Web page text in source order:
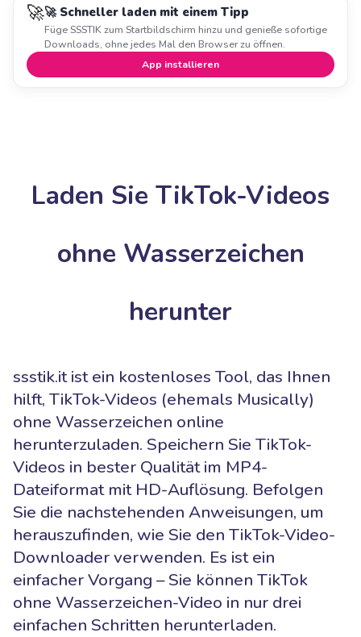
🚀🚀 Schneller laden mit einem Tipp
Füge SSSTIK zum Startbildschirm hinzu und genieße sofortige
Downloads, ohne jedes Mal den Browser zu öffnen.
App installieren
Laden Sie TikTok-Videos
ohne Wasserzeichen
herunter
ssstik.it ist ein kostenloses Tool, das Ihnen
hilft, TikTok-Videos (ehemals Musically)
ohne Wasserzeichen online
herunterzuladen. Speichern Sie TikTok-
Videos in bester Qualität im MP4-
Dateiformat mit HD-Auflösung. Befolgen
Sie die nachstehenden Anweisungen, um
herauszufinden, wie Sie den TikTok-Video-
Downloader verwenden. Es ist ein
einfacher Vorgang – Sie können TikTok
ohne Wasserzeichen-Video in nur drei
einfachen Schritten herunterladen.